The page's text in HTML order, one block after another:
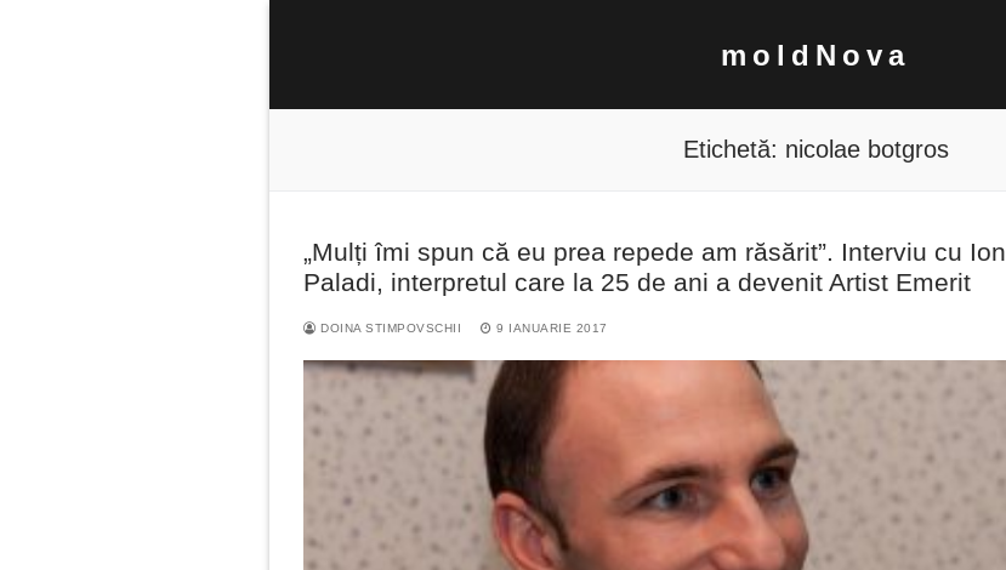
moldNova
Caută
după:
Etichetă: nicolae botgros
„Mulți îmi spun că eu prea repede am răsărit”. Interviu cu Ion
Paladi, interpretul care la 25 de ani a devenit Artist Emerit
DOINA STIMPOVSCHII 9 IANUARIE 2017